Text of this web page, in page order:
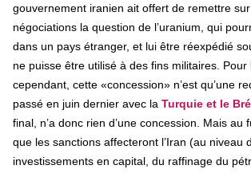
gouvernement iranien ait offert de remettre
négociations la question de l’uranium, qui
dans un pays étranger, et lui être réexpédié
ne puisse être utilisé à des fins militaires. Pour
cependant, cette «concession» n’est qu’une
passé en juin dernier avec la Turquie et le
final, n’a donc rien d’une concession. Mais au
que les sanctions affecteront l’Iran (au niveau
investissements en capital, du raffinage du